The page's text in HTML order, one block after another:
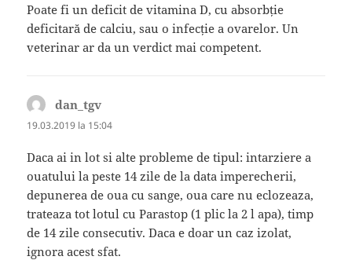
Poate fi un deficit de vitamina D, cu absorbție
deficitară de calciu, sau o infecție a ovarelor. Un
veterinar ar da un verdict mai competent.
dan_tgv
19.03.2019 la 15:04
Daca ai in lot si alte probleme de tipul: intarziere a
ouatului la peste 14 zile de la data imperecherii,
depunerea de oua cu sange, oua care nu eclozeaza,
trateaza tot lotul cu Parastop (1 plic la 2 l apa), timp
de 14 zile consecutiv. Daca e doar un caz izolat,
ignora acest sfat.